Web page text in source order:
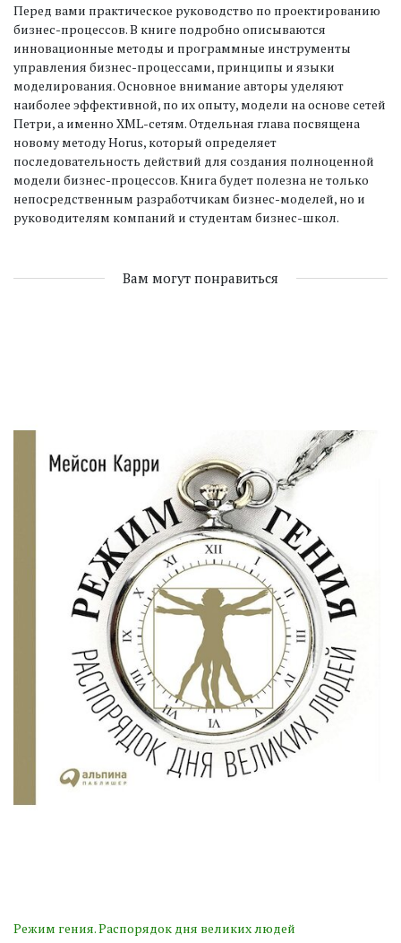
Перед вами практическое руководство по проектированию
бизнес-процессов. В книге подробно описываются
инновационные методы и программные инструменты
управления бизнес-процессами, принципы и языки
моделирования. Основное внимание авторы уделяют
наиболее эффективной, по их опыту, модели на основе сетей
Петри, а именно XML-сетям. Отдельная глава посвящена
новому методу Horus, который определяет
последовательность действий для создания полноценной
модели бизнес-процессов. Книга будет полезна не только
непосредственным разработчикам бизнес-моделей, но и
руководителям компаний и студентам бизнес-школ.
Вам могут понравиться
Режим гения. Распорядок дня великих людей